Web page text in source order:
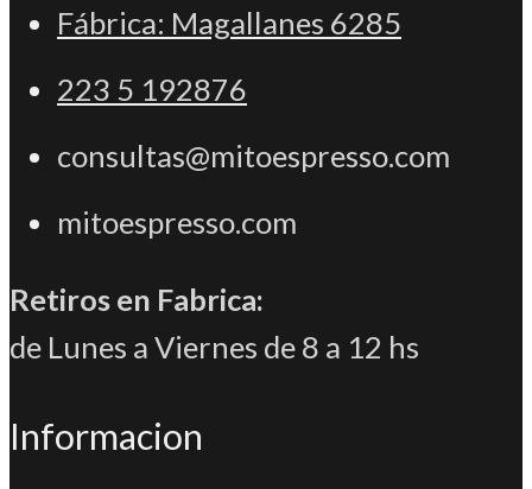
Fábrica: Magallanes 6285
223 5 192876
consultas@mitoespresso.com
mitoespresso.com
Retiros en Fabrica:
de Lunes a Viernes de 8 a 12 hs
Informacion